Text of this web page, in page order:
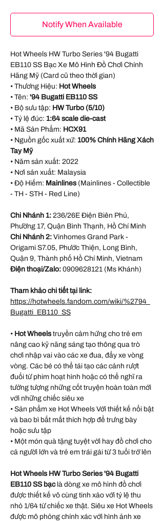
Notify When Available
Hot Wheels HW Turbo Series '94 Bugatti
EB110 SS Bạc Xe Mô Hình Đồ Chơi Chính
Hãng Mỹ (Card cũ theo thời gian)
• Thương Hiệu: Hot Wheels
• Tên: '94 Bugatti EB110 SS
• Bộ sưu tập: HW Turbo (5/10)
• Tỷ lệ đúc: 1:64 scale die-cast
• Mã Sản Phẩm: HCX91
• Nguồn gốc xuất xứ: 100% Chính Hãng Xách
Tay Mỹ
• Năm sản xuất: 2022
• Nơi sản xuất: Malaysia
• Độ Hiếm: Mainlines (Mainlines - Collectible
- TH - STH - Red Line)
Chi Nhánh 1: 236/26E Điện Biên Phủ,
Phường 17, Quận Bình Thạnh, Hồ Chí Minh
Chi Nhánh 2: Vinhomes Grand Park -
Origami S7.05, Phước Thiện, Long Bình,
Quận 9, Thành phố Hồ Chí Minh, Vietnam
Điện thoại/Zalo: 0909628121 (Ms Khánh)
Tham khảo chi tiết tại link:
https://hotwheels.fandom.com/wiki/%2794_
Bugatti_EB110_SS
• Hot Wheelstruyền cảm hứng cho trẻ em
nâng cao kỹ năng sáng tạo thông qua trò
chơi nhập vai vào các xe đua, đẩy xe vòng
vòng. Các bé có thể tái tạo các cảnh rượt
đuổi từ phim hoạt hình hoặc có thể nghĩ ra
tưởng tượng những cốt truyện hoàn toàn mới
với những chiếc siêu xe
• Sản phẩm xe Hot Wheels Với thiết kế nổi bật
và bao bì bắt mắt thích hợp để trưng bày
hoặc sưu tập
• Một món quà tặng tuyệt vời hay đồ chơi cho
cả người lớn và trẻ em trái gái từ 3 tuổi trở lên
Hot Wheels HW Turbo Series '94 Bugatti
EB110 SS bạc là dòng xe mô hình đồ chơi
được thiết kế vô cùng tinh xảo với tỷ lệ thu
nhỏ 1/64 từ chiếc xe thật. Siêu xe Hot Wheels
được mô phỏng chính xác với hình ảnh xe